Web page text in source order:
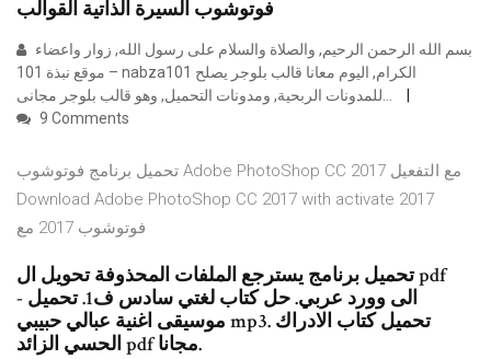
فوتوشوب السيرة الذاتية القوالب
موقع نبذة 101 – nabza101 الكرام, اليوم معانا قالب بلوجر يصلح
للمدونات الربحية, ومدونات التحميل, وهو قالب بلوجر مجانى…
9 Comments
تحميل برنامج فوتوشوب Adobe PhotoShop CC 2017 مع التفعيل
Download Adobe PhotoShop CC 2017 with activate 2017
فوتوشوب 2017 مع
تحميل برنامج يسترجع الملفات المحذوفة تحويل ال pdf
الى وورد عربي. حل كتاب لغتي سادس ف1. تحميل -
موسيقى اغنية عبالي حبيبي mp3. تحميل كتاب الادراك
الحسي الزائد pdf مجانا.